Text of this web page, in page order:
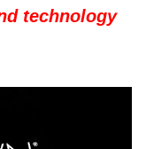
technology